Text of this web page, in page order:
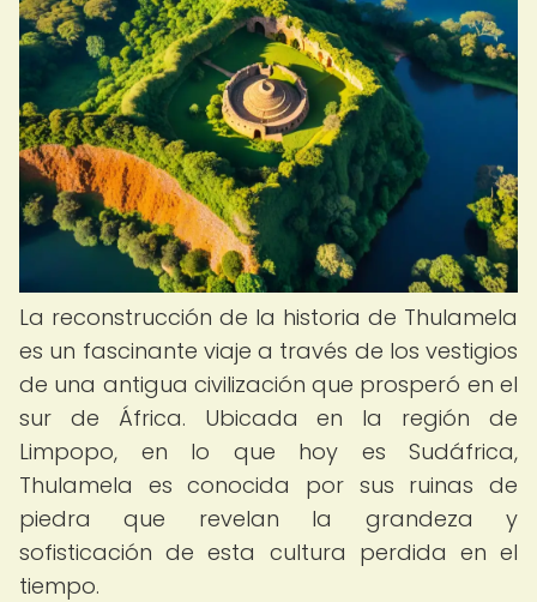
La reconstrucción de la historia de Thulamela
es un fascinante viaje a través de los vestigios
de una antigua civilización que prosperó en el
sur de África. Ubicada en la región de
Limpopo, en lo que hoy es Sudáfrica,
Thulamela es conocida por sus ruinas de
piedra que revelan la grandeza y
sofisticación de esta cultura perdida en el
tiempo.